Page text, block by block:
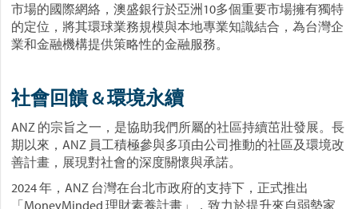
市場的國際網絡，澳盛銀行於亞洲10多個重要市場擁有獨特
的定位，將其環球業務規模與本地專業知識結合，為台灣企
業和金融機構提供策略性的金融服務。
社會回饋 & 環境永續
ANZ 的宗旨之一，是協助我們所屬的社區持續茁壯發展。長
期以來，ANZ 員工積極參與多項由公司推動的社區及環境改
善計畫，展現對社會的深度關懷與承諾。
2024 年，ANZ 台灣在台北市政府的支持下，正式推出
「MoneyMinded 理財素養計畫」，致力於提升來自弱勢家